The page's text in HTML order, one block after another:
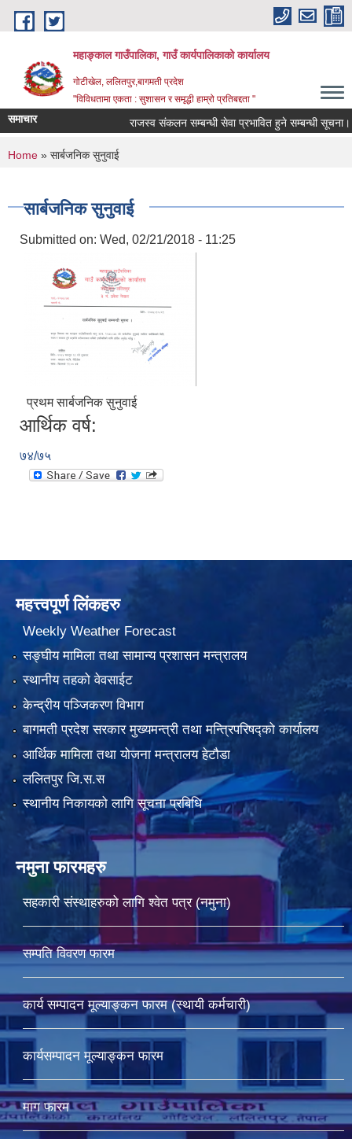
Skip to main content
महाङ्काल गाउँपालिका, गाउँ कार्यपालिकाको कार्यालय
गोटीखेल, ललितपुर,बागमती प्रदेश
"विविधतामा एकता : सुशासन र समृद्धी हाम्रो प्रतिबद्दता "
समाचार राजस्व संकलन सम्बन्धी सेवा प्रभावित हुने सम्बन्धी सूचना।
You are here
Home » सार्बजनिक सुनुवाई
सार्बजनिक सुनुवाई
Submitted on: Wed, 02/21/2018 - 11:25
प्रथम सार्बजनिक सुनुवाई
आर्थिक वर्ष:
७४/७५
महत्त्वपूर्ण लिंकहरु
Weekly Weather Forecast
सङ्घीय मामिला तथा सामान्य प्रशासन मन्त्रालय
स्थानीय तहको वेवसाईट
केन्द्रीय पञ्जिकरण विभाग
बागमती प्रदेश सरकार मुख्यमन्त्री तथा मन्त्रिपरिषद्को कार्यालय
आर्थिक मामिला तथा योजना मन्त्रालय हेटौडा
ललितपुर जि.स.स
स्थानीय निकायको लागि सूचना प्रबिधि
नमुना फारमहरु
सहकारी संस्थाहरुको लागि श्वेत पत्र (नमुना)
सम्पति विवरण फारम
कार्य सम्पादन मूल्याङ्कन फारम (स्थायी कर्मचारी)
कार्यसम्पादन मूल्याङ्कन फारम
माग फारम